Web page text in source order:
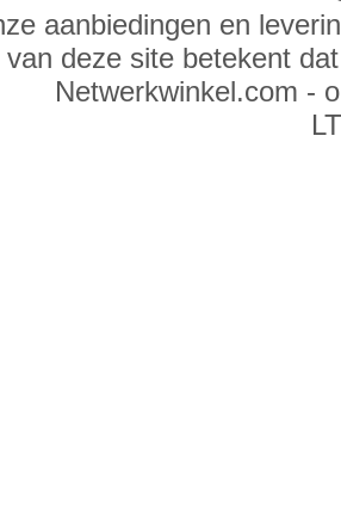
aanbiedingen en
van deze site betekent
Netwerkwinkel.com -